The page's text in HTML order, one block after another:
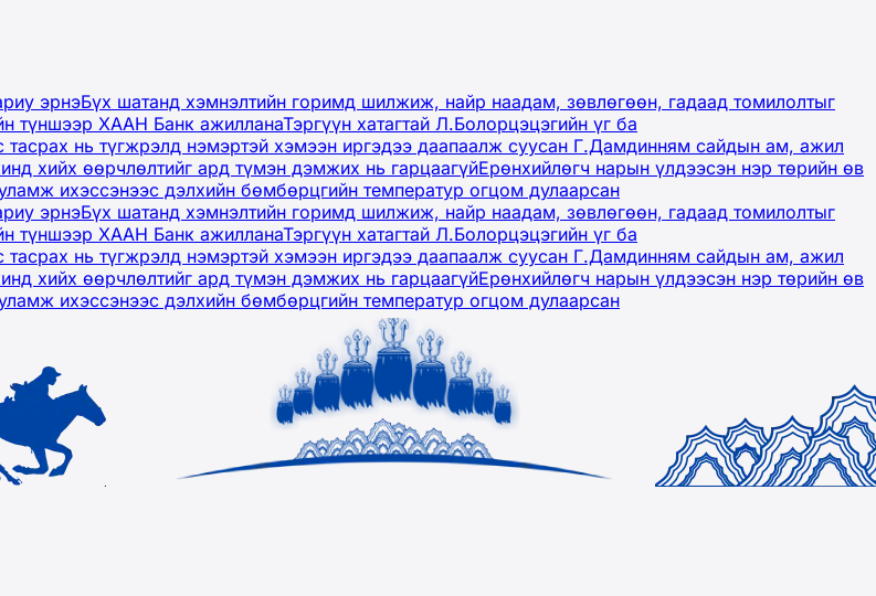
эрнэБүх шатанд хэмнэлтийн горимд шилжиж, найр наадам, зөвлөгөөн, гадаад томилолтыг
түншээр ХААН Банк ажилланаТэргүүн хатагтай Л.Болорцэцэгийн үг ба
тасрах нь түгжрэлд нэмэртэй хэмээн иргэдээ даапаалж суусан Г.Дамдинням сайдын ам, ажил
хийх өөрчлөлтийг ард түмэн дэмжих нь гарцаагүйЕрөнхийлөгч нарын үлдээсэн нэр төрийн өв
ихэссэнээс дэлхийн бөмбөрцгийн температур огцом дулаарсан
эрнэБүх шатанд хэмнэлтийн горимд шилжиж, найр наадам, зөвлөгөөн, гадаад томилолтыг
түншээр ХААН Банк ажилланаТэргүүн хатагтай Л.Болорцэцэгийн үг ба
тасрах нь түгжрэлд нэмэртэй хэмээн иргэдээ даапаалж суусан Г.Дамдинням сайдын ам, ажил
хийх өөрчлөлтийг ард түмэн дэмжих нь гарцаагүйЕрөнхийлөгч нарын үлдээсэн нэр төрийн өв
ихэссэнээс дэлхийн бөмбөрцгийн температур огцом дулаарсан